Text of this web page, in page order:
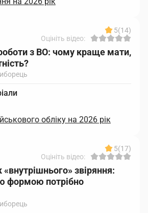
5(14)
Оцініть відео:
з ВО: чому краще мати,
обліку на 2026 рік
5(17)
Оцініть відео:
«внутрішнього» звіряння:
формою потрібно